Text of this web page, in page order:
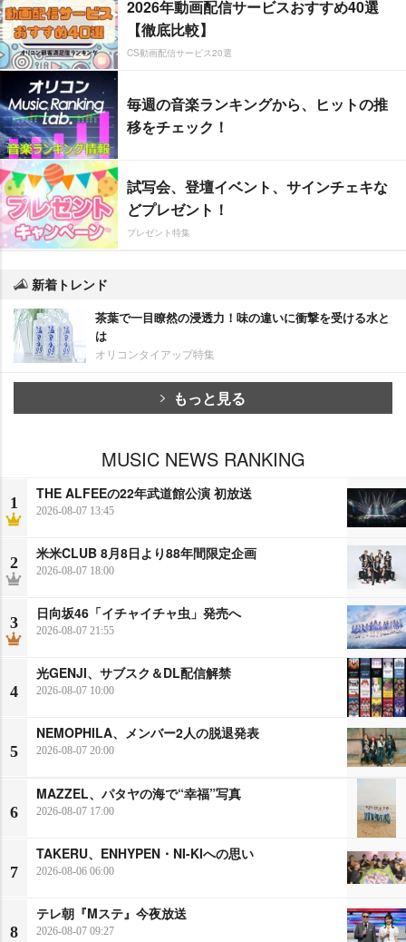
2026年動画配信サービスおすすめ40選
【徹底比較】
CS動画配信サービス20選
毎週の音楽ランキングから、ヒットの推
移をチェック！
試写会、登壇イベント、サインチェキな
どプレゼント！
プレゼント特集
新着トレンド
茶葉で一目瞭然の浸透力！味の違いに衝撃を受ける水と
は
オリコンタイアップ特集
もっと見る
MUSIC NEWS RANKING
1
THE ALFEEの22年武道館公演 初放送
2026-08-07 13:45
2
米米CLUB 8月8日より88年間限定企画
2026-08-07 18:00
3
日向坂46「イチャイチャ虫」発売へ
2026-08-07 21:55
4
光GENJI、サブスク＆DL配信解禁
2026-08-07 10:00
5
NEMOPHILA、メンバー2人の脱退発表
2026-08-07 20:00
6
MAZZEL、パタヤの海で“幸福”写真
2026-08-07 17:00
7
TAKERU、ENHYPEN・NI-KIへの思い
2026-08-06 06:00
8
テレ朝『Mステ』今夜放送
2026-08-07 09:27